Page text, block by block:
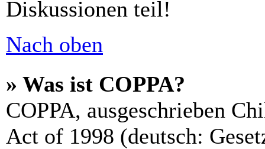
Diskussionen teil!
Nach oben
» Was ist COPPA?
COPPA, ausgeschrieben
Act of 1998 (deutsch: